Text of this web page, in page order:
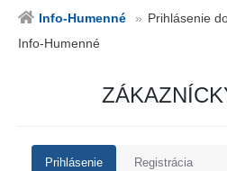
Info-Humenné
Prihlásenie
Info-Humenné
Prihlásenie Registrácia